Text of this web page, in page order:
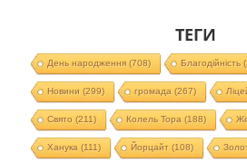
ТЕГИ
День народження(708) Благодійність
Новини (299) громада (267)
Свято (211) Колель Тора (188)
Ханука (111) Йорцайт (108)